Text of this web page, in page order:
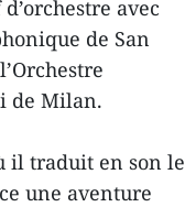
avec
de San
de Milan.
il traduit en son le
une aventure